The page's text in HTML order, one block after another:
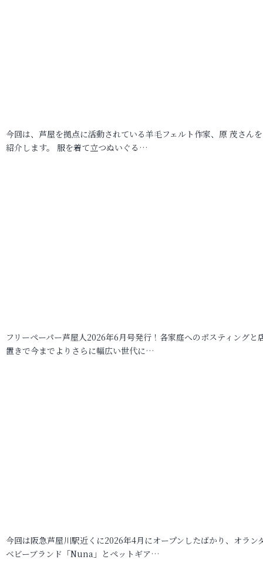
今回は、芦屋を拠点に活動されている羊毛フェルト作家、原 茂さん
紹介します。 服を着て立つぬいぐる…
フリーペーパー芦屋人2026年6月号発行！各家庭へのポスティングと
置きで今までよりさらに幅広い世代に…
今回は阪急芦屋川駅近くに2026年4月にオープンしたばかり、オラン
ベビーブランド「Nuna」とペットギア…